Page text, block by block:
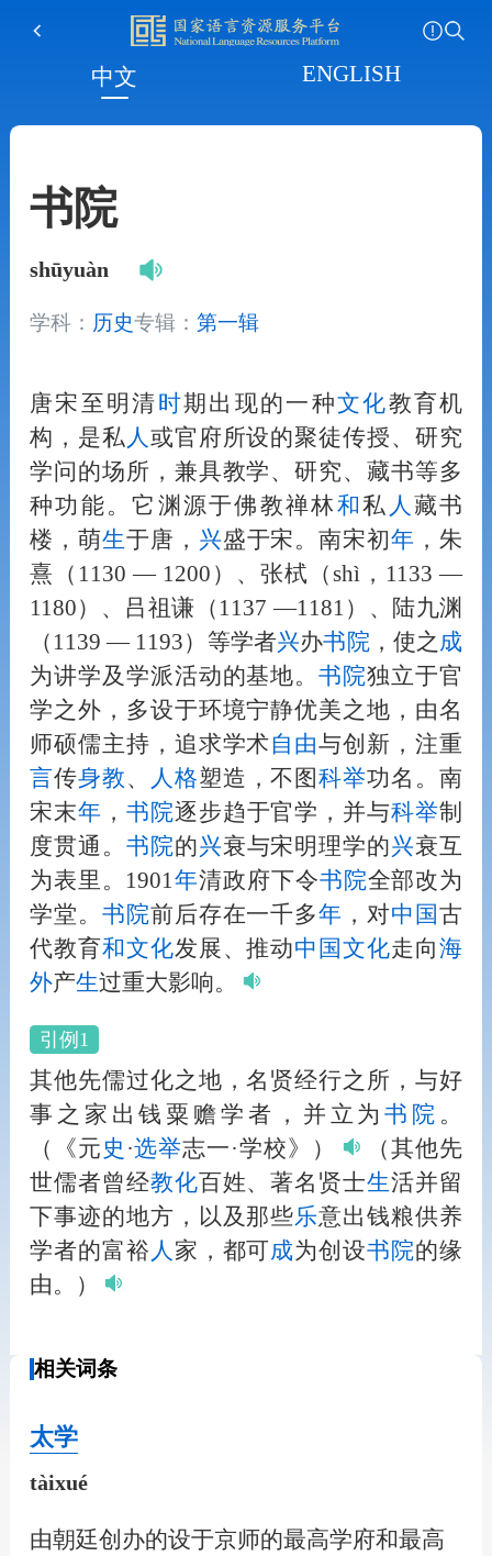
中文 ENGLISH
书院
shūyuàn
学科： 历史专辑： 第一辑
唐宋至明清 时期出现的一种文化教育机
构，是私 人 或官府所设的聚徒传授、研究
学问的场所，兼具教学、研究、藏书等多
种功能。它渊源于佛教禅林和私 人 藏书
楼，萌生于唐， 兴盛于宋。南宋初年 ，朱
熹（1130 — 1200）、张栻（shì，1133 —
1180）、吕祖谦（1137 —1181）、陆九渊
（1139 — 1193）等学者兴办书院，使之 成
为讲学及学派活动的基地。书院独立于官
学之外，多设于环境宁静优美之地，由名
师硕儒主持，追求学术自由与创新，注重
言传身教、 人 格塑造，不图科举功名。南
宋末年 ， 书院逐步趋于官学，并与科举制
度贯通。 书院的兴衰与宋明理学的兴衰互
为表里。1901 年清政府下令书院全部改为
学堂。 书院前后存在一千多年 ，对中国古
代教育和文化发展、推动中国文化走向海
外产生过重大影响。
引例1
其他先儒过化之地，名贤经行之所，与好
事之家出钱粟赡学者，并立为书院 。
（《元 史 ·选举志一·学校》）
（其他先
世儒者曾经教化百姓、著名贤士生活并留
下事迹的地方，以及那些乐意出钱粮供养
学者的富裕 人 家，都可成为创设书院的缘
由。）
相关词条
太学
tàixué
由朝廷创办的设于京师的最高学府和最高